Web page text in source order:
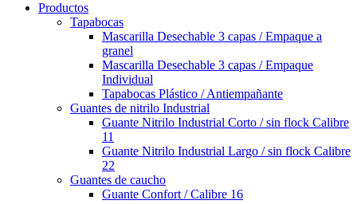
Productos
Tapabocas
Mascarilla Desechable 3 capas / Empaque a
granel
Mascarilla Desechable 3 capas / Empaque
Individual
Tapabocas Plástico / Antiempañante
Guantes de nitrilo Industrial
Guante Nitrilo Industrial Corto / sin flock Calibre
11
Guante Nitrilo Industrial Largo / sin flock Calibre
22
Guantes de caucho
Guante Confort / Calibre 16